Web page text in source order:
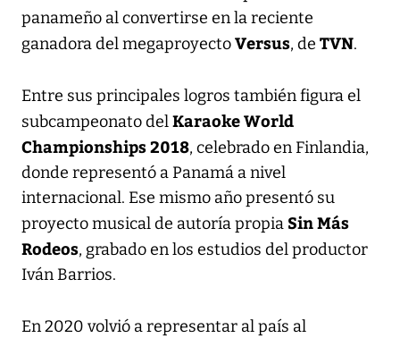
panameño al convertirse en la reciente
ganadora del megaproyectoVersus, de TVN.
Entre sus principales logros también figura el
subcampeonato delKaraoke World
Championships 2018, celebrado en Finlandia,
donde representó a Panamá a nivel
internacional. Ese mismo año presentó su
proyecto musical de autoría propia Sin Más
Rodeos, grabado en los estudios del productor
Iván Barrios.
En 2020 volvió a representar al país al